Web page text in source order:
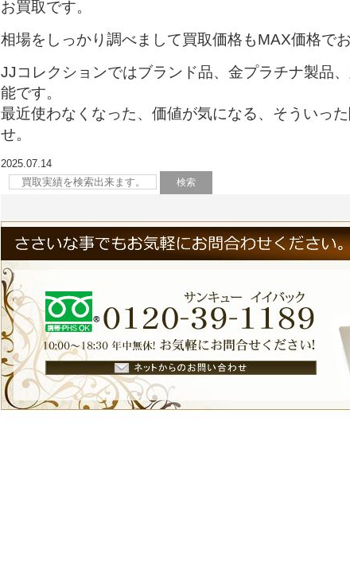
お買取です。
相場をしっかり調べまして買取価格もMAX価格で
JJコレクションではブランド品、金プラチナ製品
能です。
最近使わなくなった、価値が気になる、そういっ
せ。
2025.07.14